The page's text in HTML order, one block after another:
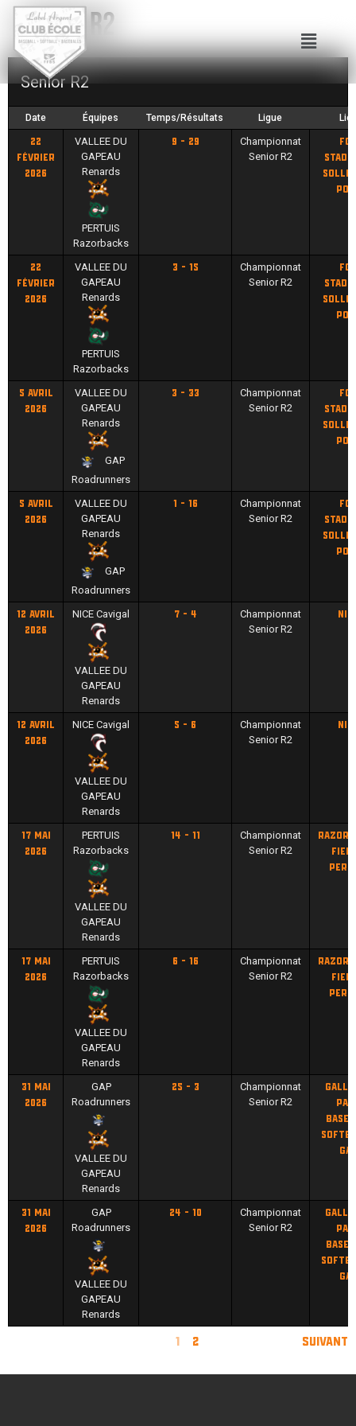
Senior R2
Senior R2
Date Équipes Temps/Résultats Ligue
22
février
2026
VALLEE DU
GAPEAU
Renards
PERTUIS
Razorbacks
9 - 29
Championnat
Senior R2
22
février
2026
VALLEE DU
GAPEAU
Renards
PERTUIS
Razorbacks
3 - 15
Championnat
Senior R2
5 avril
2026
VALLEE DU
GAPEAU
Renards
GAP
Roadrunners
3 - 33
Championnat
Senior R2
5 avril
2026
VALLEE DU
GAPEAU
Renards
GAP
Roadrunners
1 - 16
Championnat
Senior R2
12 avril
2026
NICE Cavigal
VALLEE DU
GAPEAU
Renards
7 - 4
Championnat
Senior R2
12 avril
2026
NICE Cavigal
VALLEE DU
GAPEAU
Renards
5 - 6
Championnat
Senior R2
17 mai
2026
PERTUIS
Razorbacks
VALLEE DU
GAPEAU
Renards
14 - 11
Championnat
Senior R2
17 mai
2026
PERTUIS
Razorbacks
VALLEE DU
GAPEAU
Renards
6 - 16
Championnat
Senior R2
31 mai
2026
GAP
Roadrunners
VALLEE DU
GAPEAU
Renards
25 - 3
Championnat
Senior R2
31 mai
2026
GAP
Roadrunners
VALLEE DU
GAPEAU
Renards
24 - 10
Championnat
Senior R2
1 2 Suivant